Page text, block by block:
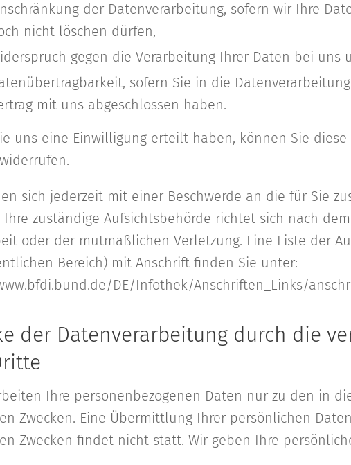
der Datenverarbeitung, sofern wir Ihre
nicht löschen dürfen,
gegen die Verarbeitung Ihrer Daten bei uns
sofern Sie in die
mit uns abgeschlossen haben.
uns eine Einwilligung erteilt haben, können Sie
sich jederzeit mit einer Beschwerde an die für Sie
Ihre zuständige Aufsichtsbehörde richtet sich nach
oder der mutmaßlichen Verletzung. Eine Liste der
Bereich) mit Anschrift finden Sie unter:
DE/Infothek/Anschriften_Links/
der Datenverarbeitung durch die
Ihre personenbezogenen Daten nur zu den in
Zwecken. Eine Übermittlung Ihrer persönlichen
Zwecken findet nicht statt. Wir geben Ihre